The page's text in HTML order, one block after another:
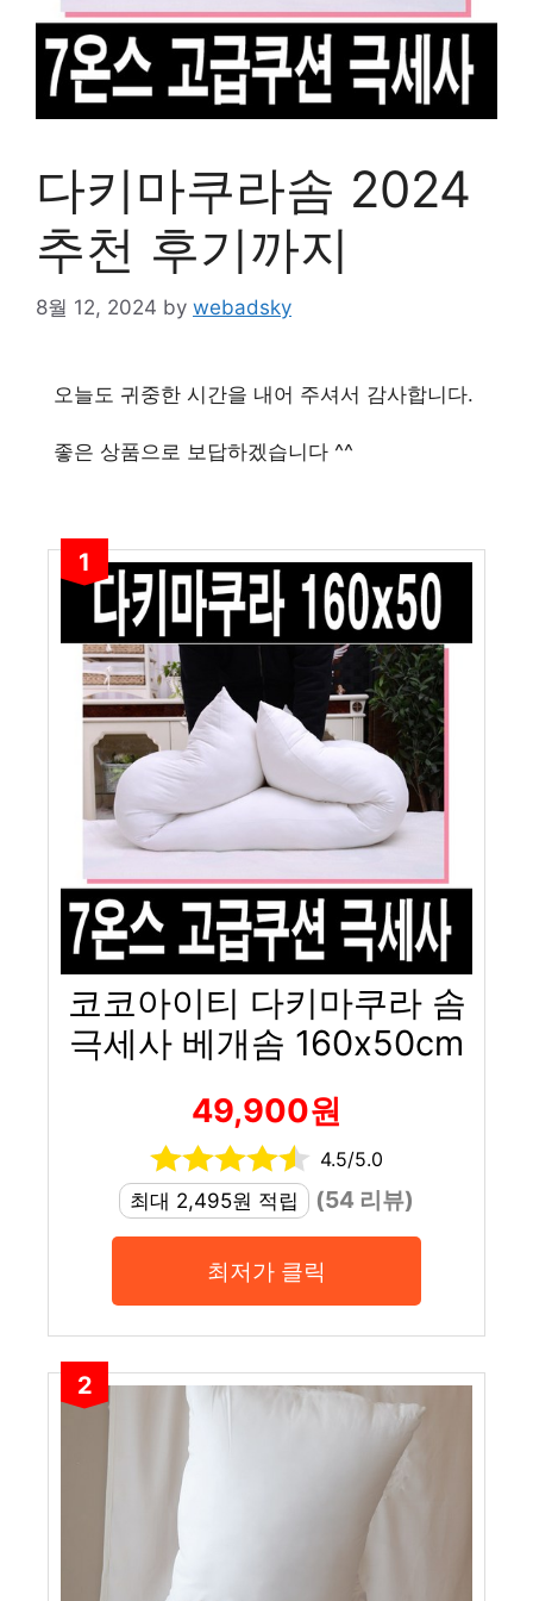
다키마쿠라솜 2024
추천 후기까지
8월 12, 2024 by webadsky
오늘도 귀중한 시간을 내어 주셔서 감사합니다.
좋은 상품으로 보답하겠습니다 ^^
1
코코아이티 다키마쿠라 솜
극세사 베개솜 160x50cm
49,900원
4.5/5.0
최대 2,495원 적립
(54 리뷰)
최저가 클릭
2